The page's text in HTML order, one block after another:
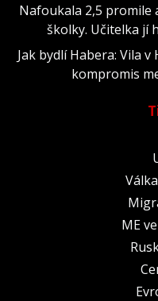
Nafoukala 2,5 promile
školky. Učitelka jí
Jak bydlí Habera: Vila
kompromis
ME